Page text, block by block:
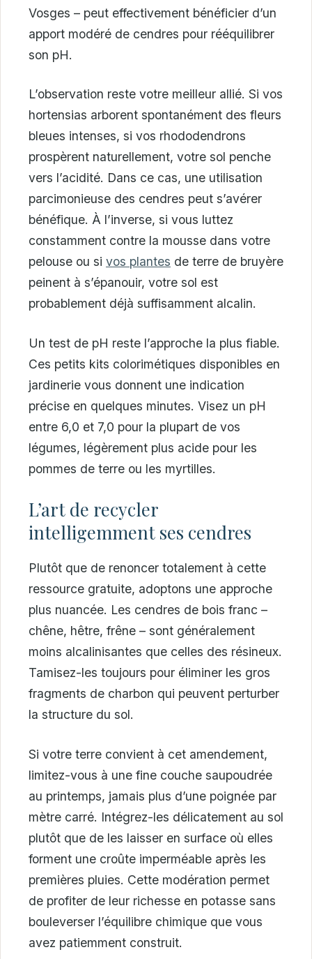
Vosges – peut effectivement bénéficier d’un
apport modéré de cendres pour rééquilibrer
son pH.
L’observation reste votre meilleur allié. Si vos
hortensias arborent spontanément des fleurs
bleues intenses, si vos rhododendrons
prospèrent naturellement, votre sol penche
vers l’acidité. Dans ce cas, une utilisation
parcimonieuse des cendres peut s’avérer
bénéfique. À l’inverse, si vous luttez
constamment contre la mousse dans votre
pelouse ou si vos plantes de terre de bruyère
peinent à s’épanouir, votre sol est
probablement déjà suffisamment alcalin.
Un test de pH reste l’approche la plus fiable.
Ces petits kits colorimétiques disponibles en
jardinerie vous donnent une indication
précise en quelques minutes. Visez un pH
entre 6,0 et 7,0 pour la plupart de vos
légumes, légèrement plus acide pour les
pommes de terre ou les myrtilles.
L’art de recycler
intelligemment ses cendres
Plutôt que de renoncer totalement à cette
ressource gratuite, adoptons une approche
plus nuancée. Les cendres de bois franc –
chêne, hêtre, frêne – sont généralement
moins alcalinisantes que celles des résineux.
Tamisez-les toujours pour éliminer les gros
fragments de charbon qui peuvent perturber
la structure du sol.
Si votre terre convient à cet amendement,
limitez-vous à une fine couche saupoudrée
au printemps, jamais plus d’une poignée par
mètre carré. Intégrez-les délicatement au sol
plutôt que de les laisser en surface où elles
forment une croûte imperméable après les
premières pluies. Cette modération permet
de profiter de leur richesse en potasse sans
bouleverser l’équilibre chimique que vous
avez patiemment construit.